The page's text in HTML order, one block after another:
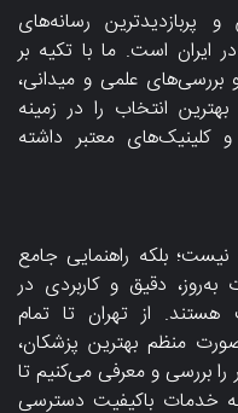
رسانه‌های
است. ما با تکیه بر
بررسی‌های علمی و میدانی،
انتخاب را در زمینه
کلینیک‌های معتبر داشته
بلکه راهنمایی جامع
به‌روز، دقیق و کاربردی در
هستند. از تهران تا تمام
منظم بهترین پزشکان،
بررسی و معرفی می‌کنیم تا
خدمات باکیفیت دسترسی